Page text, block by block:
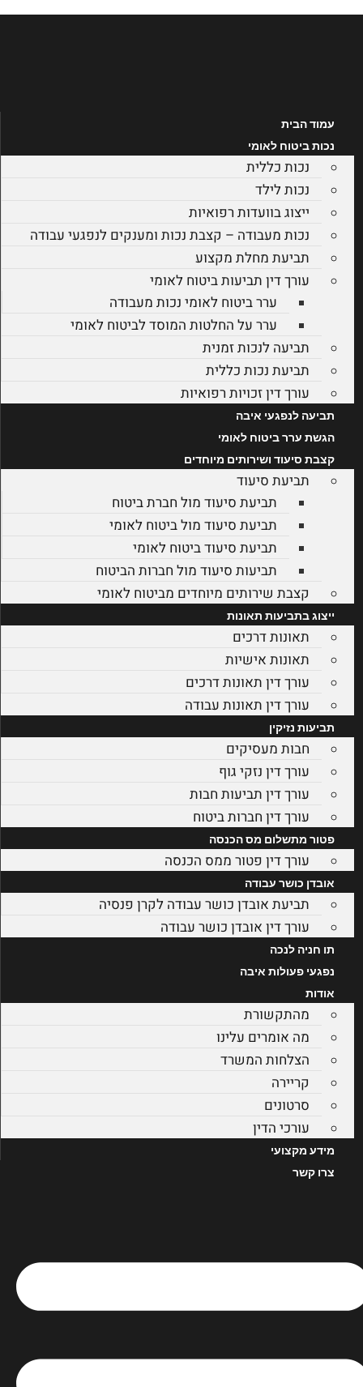
עמוד הבית
נכות ביטוח לאומי
נכות כללית
נכות לילד
ייצוג בוועדות רפואיות
נכות מעבודה – קצבת נכות ומענקים לנפגעי עבודה
תביעת מחלת מקצוע
עורך דין תביעות ביטוח לאומי
ערר ביטוח לאומי נכות מעבודה
ערר על החלטות המוסד לביטוח לאומי
תביעה לנכות זמנית
תביעת נכות כללית
עורך דין זכויות רפואיות
תביעה לנפגעי איבה
הגשת ערר ביטוח לאומי
קצבת סיעוד ושירותים מיוחדים
תביעת סיעוד
תביעת סיעוד מול חברת ביטוח
תביעת סיעוד מול ביטוח לאומי
תביעת סיעוד ביטוח לאומי
תביעות סיעוד מול חברות הביטוח
קצבת שירותים מיוחדים מביטוח לאומי
ייצוג בתביעות תאונות
תאונות דרכים
תאונות אישיות
עורך דין תאונות דרכים
עורך דין תאונות עבודה
תביעות נזיקין
חבות מעסיקים
עורך דין נזקי גוף
עורך דין תביעות חבות
עורך דין חברות ביטוח
פטור מתשלום מס הכנסה
עורך דין פטור ממס הכנסה
אובדן כושר עבודה
תביעת אובדן כושר עבודה לקרן פנסיה
עורך דין אובדן כושר עבודה
תו חניה לנכה
נפגעי פעולות איבה
אודות
מהתקשורת
מה אומרים עלינו
הצלחות המשרד
קריירה
סרטונים
עורכי הדין
מידע מקצועי
צרו קשר